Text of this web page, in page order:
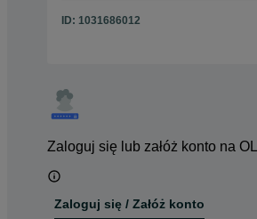
ID: 1031686012
Zaloguj się lub załóż konto na
Zaloguj się / Załóż konto